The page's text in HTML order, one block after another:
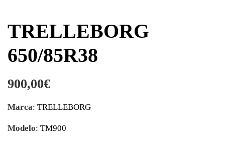
TRELLEBORG
650/85R38
900,00€
Marca: TRELLEBORG
Modelo: TM900